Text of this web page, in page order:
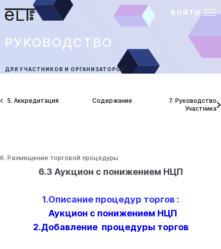
ВОЙТИ
РУКОВОДСТВО
ДЛЯ УЧАСТНИКОВ И ОРГАНИЗАТОРОВ
5. Аккредитация Содержание
7. Руководство
Участника
6. Размещение торговой процедуры
6.3 Аукцион с понижением НЦП
1.Описание процедур торгов :
Аукцион с понижением НЦП
2.Добавление процедуры торгов